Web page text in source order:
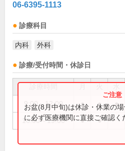
06-6395-1113
診療科目
内科 外科
診療/受付時間・休診日
9:00～12:00 ● ● ●
16:00～19:00 ● ●
お盆(8月中旬)は休診・休業の
に必ず医療機関に直接ご確認く